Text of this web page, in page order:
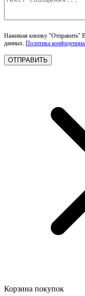
Нажимая кнопку "Отправить"
данных. Политика
Корзина покупок